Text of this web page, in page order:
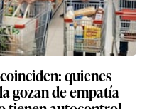
quienes
gozan de empatía